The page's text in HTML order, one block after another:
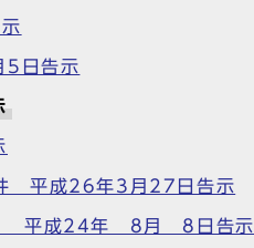
5日告示
件 平成26年3月27日告示
） 平成24年 8月 8日告示